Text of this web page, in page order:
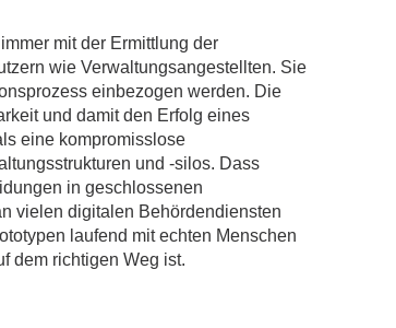
mit der Ermittlung der
wie Verwaltungsangestellten. Sie
einbezogen werden. Die
und damit den Erfolg eines
eine kompromisslose
und -silos. Dass
in geschlossenen
vielen digitalen Behördendiensten
laufend mit echten Menschen
dem richtigen Weg ist.